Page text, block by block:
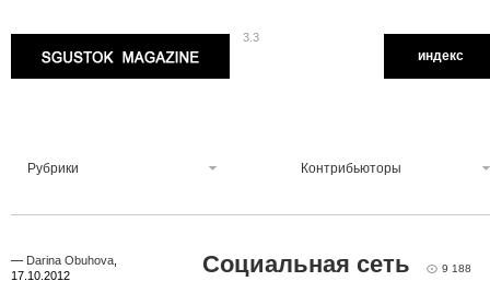
3.3
индекс
Рубрики Контрибьюторы
— Darina Obuhova
17.10.2012
Социальная сеть 9 188